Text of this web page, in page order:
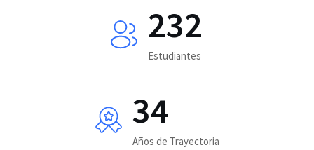
232
Estudiantes
34
Años de Trayectoria